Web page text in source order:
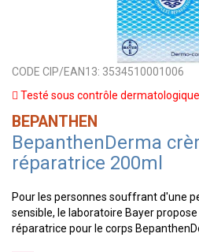
CODE CIP/EAN13: 3534510001006
Testé sous contrôle dermatologique
BEPANTHEN
BepanthenDerma
réparatrice 200ml
Pour les personnes souffrant d'une
sensible, le laboratoire Bayer
réparatrice pour le corps